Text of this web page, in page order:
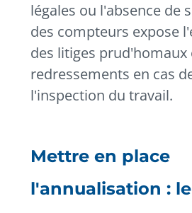
légales ou l'absence de
des compteurs expose
des litiges prud'homaux
redressements en cas
l'inspection du travail.
Mettre en place
l'annualisation :